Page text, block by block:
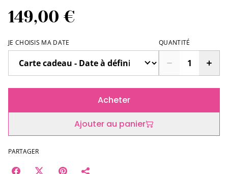
149,00 €
JE CHOISIS MA DATE QUANTITÉ
Acheter
Ajouter au panier
PARTAGER